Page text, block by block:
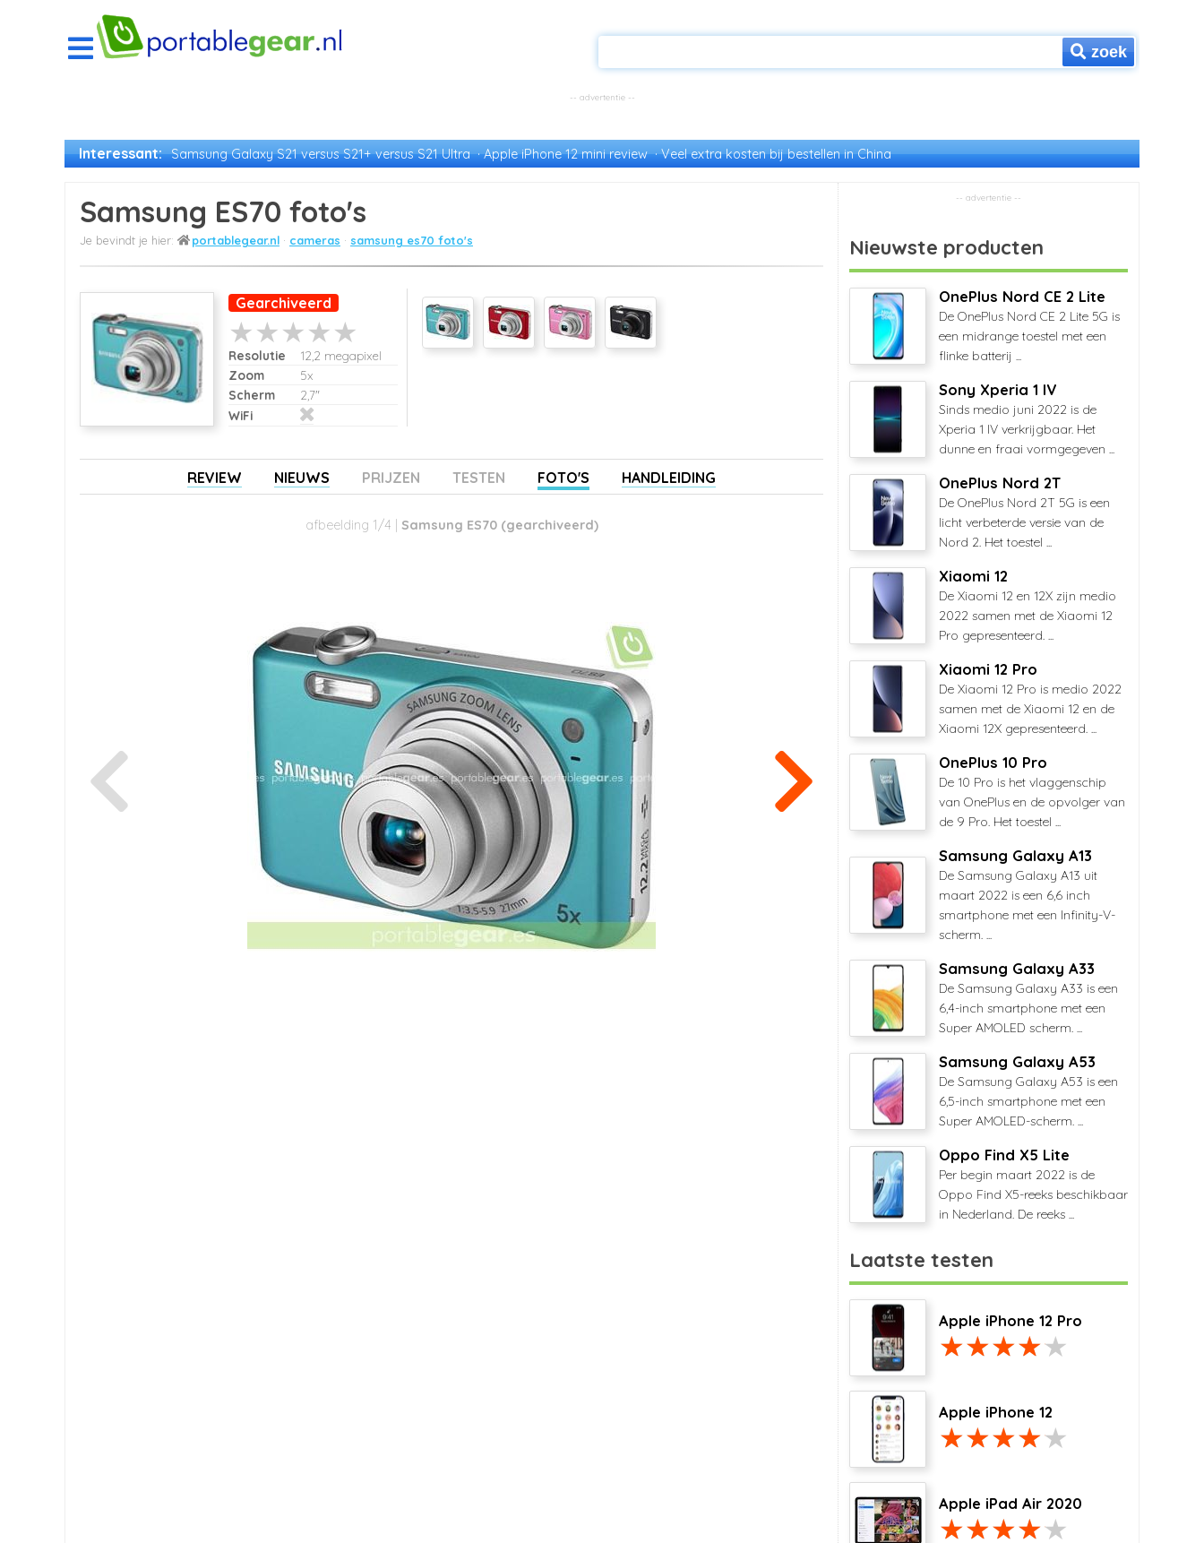
zoek
Interessant: Samsung Galaxy S21 versus S21+ versus S21 Ultra Apple iPhone 12 mini review Veel extra kosten bij bestellen in China
Samsung ES70 foto's
portablegear.nl cameras samsung es70 foto's
Gearchiveerd
Resolutie
12,2 megapixel
Zoom
5x
Scherm
2,7"
WiFi
REVIEW NIEUWS PRIJZEN TESTEN FOTO'S HANDLEIDING
afbeelding 1/4 | Samsung ES70 (gearchiveerd)
Nieuwste producten
OnePlus Nord CE 2 Lite
De OnePlus Nord CE 2 Lite 5G is
een midrange toestel met een
flinke batterij ...
Sony Xperia 1 IV
Sinds medio juni 2022 is de
Xperia 1 IV verkrijgbaar. Het
dunne en fraai vormgegeven ...
OnePlus Nord 2T
De OnePlus Nord 2T 5G is een
licht verbeterde versie van de
Nord 2. Het toestel ...
Xiaomi 12
De Xiaomi 12 en 12X zijn medio
2022 samen met de Xiaomi 12
Pro gepresenteerd. ...
Xiaomi 12 Pro
De Xiaomi 12 Pro is medio 2022
samen met de Xiaomi 12 en de
Xiaomi 12X gepresenteerd. ...
OnePlus 10 Pro
De 10 Pro is het vlaggenschip
van OnePlus en de opvolger van
de 9 Pro. Het toestel ...
Samsung Galaxy A13
De Samsung Galaxy A13 uit
maart 2022 is een 6,6 inch
smartphone met een Infinity-V-
scherm. ...
Samsung Galaxy A33
De Samsung Galaxy A33 is een
6,4-inch smartphone met een
Super AMOLED scherm. ...
Samsung Galaxy A53
De Samsung Galaxy A53 is een
6,5-inch smartphone met een
Super AMOLED-scherm. ...
Oppo Find X5 Lite
Per begin maart 2022 is de
Oppo Find X5-reeks beschikbaar
in Nederland. De reeks ...
Laatste testen
Apple iPhone 12 Pro
Apple iPhone 12
Apple iPad Air 2020